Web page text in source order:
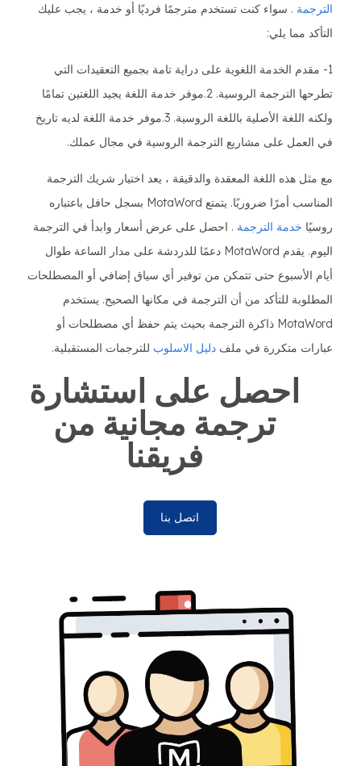
الترجمة . سواء كنت تستخدم مترجمًا فرديًا أو خدمة ، يجب عليك
التأكد مما يلي:
1- مقدم الخدمة اللغوية على دراية تامة بجميع التعقيدات التي
تطرحها الترجمة الروسية. 2.موفر خدمة اللغة يجيد اللغتين تمامًا
ولكنه اللغة الأصلية باللغة الروسية. 3.موفر خدمة اللغة لديه تاريخ
في العمل على مشاريع الترجمة الروسية في مجال عملك.
مع مثل هذه اللغة المعقدة والدقيقة ، يعد اختيار شريك الترجمة
المناسب أمرًا ضروريًا. يتمتع MotaWord بسجل حافل باعتباره
روسيًا خدمة الترجمة . احصل على عرض أسعار وابدأ في الترجمة
اليوم. يقدم MotaWord دعمًا للدردشة على مدار الساعة طوال
أيام الأسبوع حتى تتمكن من توفير أي سياق إضافي أو المصطلحات
المطلوبة للتأكد من أن الترجمة في مكانها الصحيح. يستخدم
MotaWord ذاكرة الترجمة بحيث يتم حفظ أي مصطلحات أو
عبارات متكررة في ملف دليل الاسلوب للترجمات المستقبلية.
احصل على استشارة
ترجمة مجانية من
فريقنا
اتصل بنا